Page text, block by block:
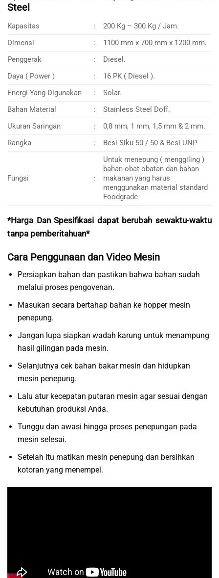
Steel
Kapasitas :
200 Kg – 300 Kg / Jam.
Dimensi
:
1100 mm x 700 mm x 1200 mm.
Penggerak
:
Diesel.
Daya ( Power )
:
16 PK ( Diesel ).
Energi Yang Digunakan
:
Solar.
Bahan Material
:
Stainless Steel Doff.
Ukuran Saringan
:
0,8 mm, 1 mm, 1,5 mm & 2 mm.
Rangka
: Besi Siku 50 / 50 & Besi UNP
Fungsi :
Untuk menepung ( menggiling )
bahan obat-obatan dan bahan
makanan yang harus
menggunakan material standard
Foodgrade
*Harga Dan Spesifikasi dapat berubah sewaktu-waktu
tanpa pemberitahuan*
Cara Penggunaan dan Video Mesin
Persiapkan bahan dan pastikan bahwa bahan sudah
melalui proses pengovenan.
Masukan secara bertahap bahan ke hopper mesin
penepung.
Jangan lupa siapkan wadah karung untuk menampung
hasil gilingan pada mesin.
Selanjutnya cek bahan bakar mesin dan hidupkan
mesin penepung.
Lalu atur kecepatan putaran mesin agar sesuai dengan
kebutuhan produksi Anda.
Tunggu dan awasi hingga proses penepungan pada
mesin selesai.
Setelah itu matikan mesin penepung dan bersihkan
kotoran yang menempel.